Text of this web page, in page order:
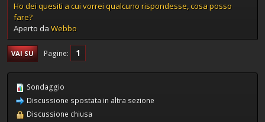
Ho dei quesiti a cui vorrei qualcuno rispondesse, cosa posso
fare?
Aperto da Webbo
VAI SU Pagine 1
Sondaggio
Discussione spostata in altra sezione
Discussione chiusa